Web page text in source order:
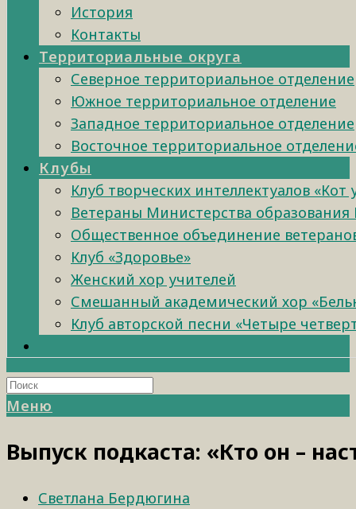
История
Контакты
Территориальные округа
Северное территориальное отделение
Южное территориальное отделение
Западное территориальное отделение
Восточное территориальное
Клубы
Клуб творческих интеллектуалов «Кот
Ветераны Министерства образования
Общественное объединение
Клуб «Здоровье»
Женский хор учителей
Смешанный академический хор
Клуб авторской песни «Четыре
Меню
Выпуск подкаста: «Кто он –
Светлана Бердюгина